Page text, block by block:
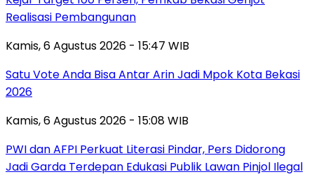
Realisasi Pembangunan
Kamis, 6 Agustus 2026 - 15:47 WIB
Satu Vote Anda Bisa Antar Arin Jadi Mpok Kota Bekasi
2026
Kamis, 6 Agustus 2026 - 15:08 WIB
PWI dan AFPI Perkuat Literasi Pindar, Pers Didorong
Jadi Garda Terdepan Edukasi Publik Lawan Pinjol Ilegal